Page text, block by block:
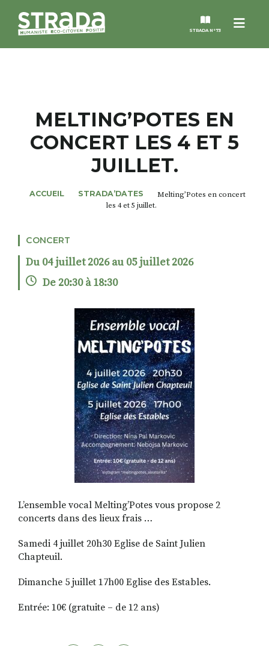
Menu
STRADA N°73
MAGAZINES
NOS THÈMES
RECHERCHER
S'ABONNER
S'INSCRIRE À LA NEWSLETTER
FACEBOOKINSTAGRAM
LINKEDINYOUTUBE
MELTING’POTES EN
CONCERT LES 4 ET 5
JUILLET.
ACCUEIL STRADA’DATES
Melting’Potes en concert
les 4 et 5 juillet.
CONCERT
Du 04 juillet 2026 au 05 juillet 2026
De 20:30 à 18:30
L’ensemble vocal Melting’Potes vous propose 2
concerts dans des lieux frais …
Samedi 4 juillet 20h30 Eglise de Saint Julien
Chapteuil.
Dimanche 5 juillet 17h00 Eglise des Estables.
Entrée: 10€ (gratuite – de 12 ans)